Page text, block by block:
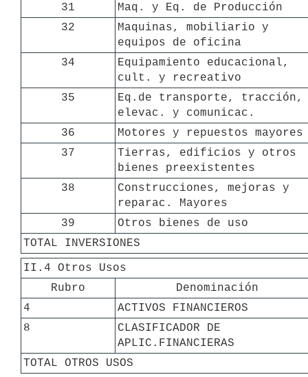
31
Maq. y Eq. de Producción
32
Maquinas, mobiliario y
equipos de oficina
34
Equipamiento educacional,
cult. y recreativo
35
Eq.de transporte, tracción,
elevac. y comunicac.
36
Motores y repuestos mayores
37
Tierras, edificios y otros
bienes preexistentes
38
Construcciones, mejoras y
reparac. Mayores
39
Otros bienes de uso
TOTAL INVERSIONES
II.4 Otros Usos
Rubro
Denominación
4
ACTIVOS FINANCIEROS
8
CLASIFICADOR DE
APLIC.FINANCIERAS
TOTAL OTROS USOS